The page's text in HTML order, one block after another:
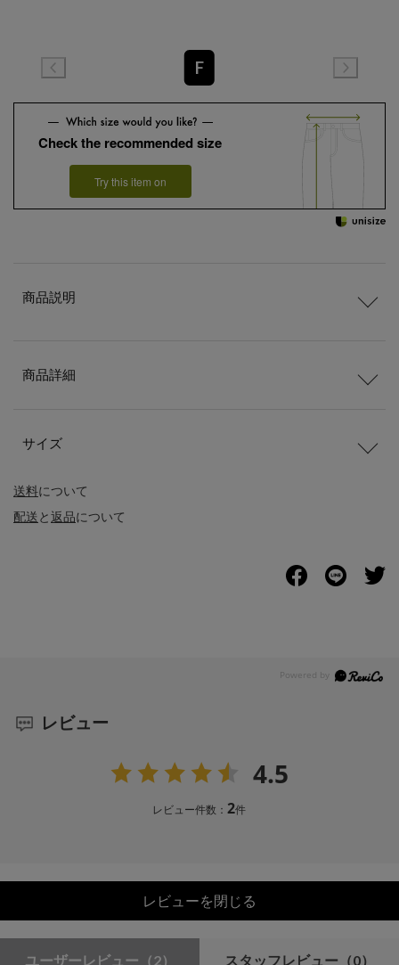
F
Check the recommended size
Try this item on
送料について
配送と返品について
商品説明
商品詳細
サイズ
レビュー
4.5
レビュー件数：2件
レビューを閉じる
ユーザーレビュー （2） スタッフレビュー （0）